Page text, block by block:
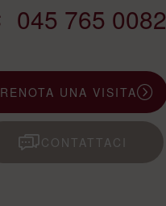
045 765 0082
UNA VISITA
CONTATTACI